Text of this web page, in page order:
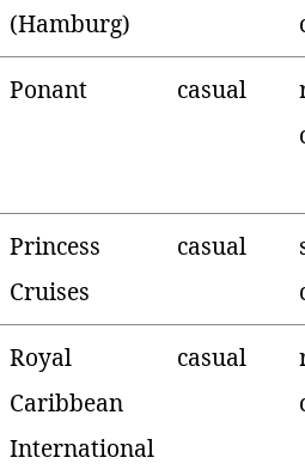
(Hamburg)
Ponant casual
Princess
Cruises
casual
Royal
Caribbean
International
casual